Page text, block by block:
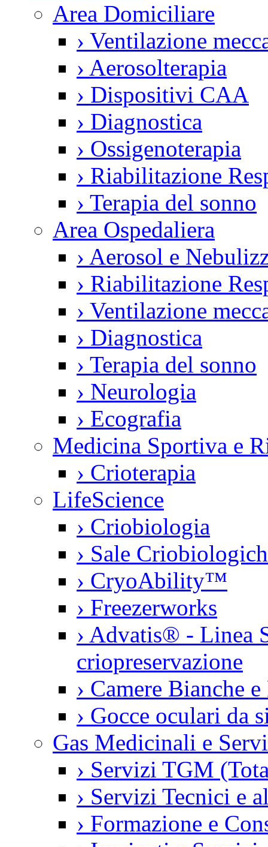
Area Domiciliare
› Ventilazione
› Aerosolterapia
› Dispositivi CAA
› Diagnostica
› Ossigenoterapia
› Riabilitazione
› Terapia del sonno
Area Ospedaliera
› Aerosol e
› Riabilitazione
› Ventilazione
› Diagnostica
› Terapia del sonno
› Neurologia
› Ecografia
Medicina Sportiva e
› Crioterapia
LifeScience
› Criobiologia
› Sale
› CryoAbility™
› Freezerworks
› Advatis® - Linea
criopreservazione
› Camere Bianche
› Gocce oculari da
Gas Medicinali e
› Servizi TGM
› Servizi Tecnici e
› Formazione e